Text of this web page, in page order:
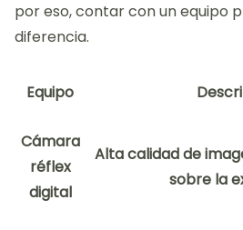
por eso, contar con un equipo
diferencia.
Equipo
Cámara
réflex
digital
Alta calidad de
sobre la